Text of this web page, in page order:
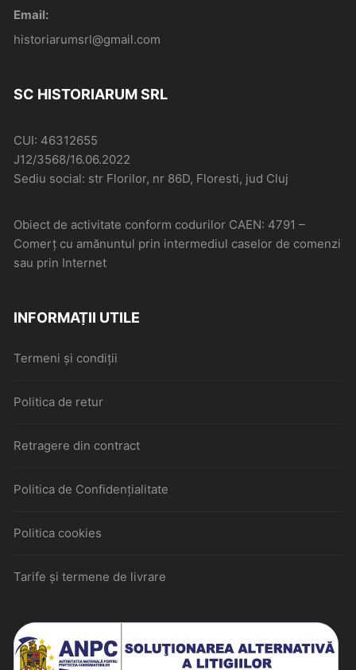
Email:
historiarumsrl@gmail.com
SC HISTORIARUM SRL
CUI: 46312655
J12/3568/16.06.2022
Sediu social: str Florilor, nr 86D, Floresti, jud Cluj
Obiect de activitate conform codurilor CAEN: 4791 –
Comerţ cu amănuntul prin intermediul caselor de comenzi
sau prin Internet
INFORMAȚII UTILE
Termeni și condiții
Politica de retur
Retragere din contract
Politica de Confidențialitate
Politica cookies
Tarife și termene de livrare